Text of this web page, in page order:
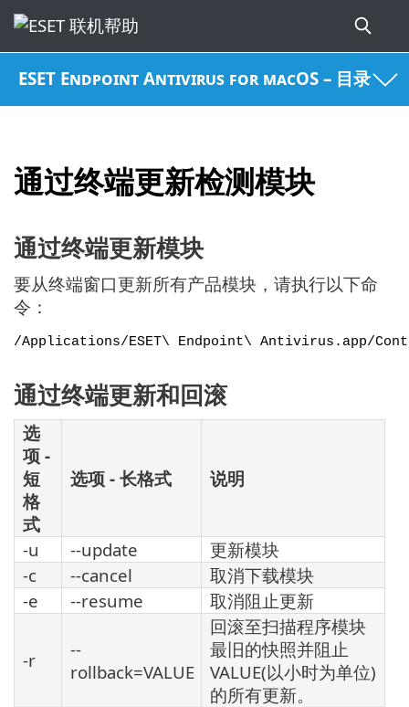
ESET Endpoint Antivirus for macOS – 目录
通过终端更新检测模块
通过终端更新模块
要从终端窗口更新所有产品模块，请执行以下命
令：
/Applications/ESET\ Endpoint\ Antivirus.app/
通过终端更新和回滚
选
项 -
短
格
式
选项 - 长格式 说明
-u --update
更新模块
-c
--cancel
取消下载模块
-e
--resume 取消阻止更新
-r
--
rollback=VALUE
回滚至扫描程序模块
最旧的快照并阻止
VALUE(以小时为单位)
的所有更新。